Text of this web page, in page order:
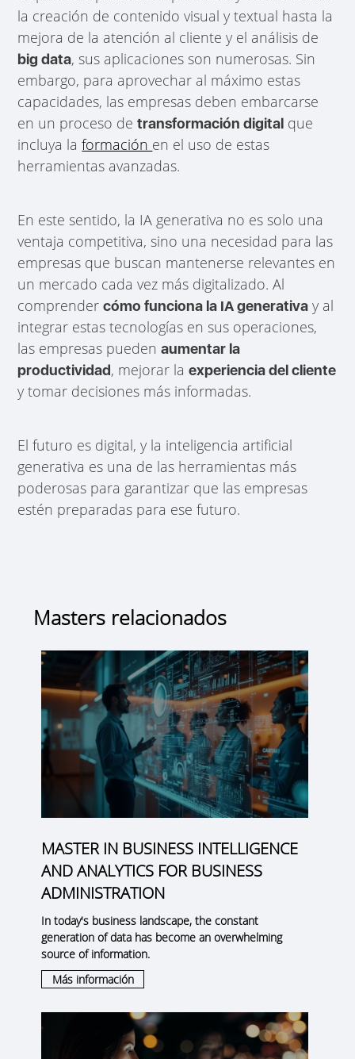
la creación de contenido visual y textual hasta la
mejora de la atención al cliente y el análisis de
big data, sus aplicaciones son numerosas. Sin
embargo, para aprovechar al máximo estas
capacidades, las empresas deben embarcarse
en un proceso detransformación digital que
incluya laformación en el uso de estas
herramientas avanzadas.
En este sentido, la IA generativa no es solo una
ventaja competitiva, sino una necesidad para las
empresas que buscan mantenerse relevantes en
un mercado cada vez más digitalizado. Al
comprendercómo funciona la IA generativa y al
integrar estas tecnologías en sus operaciones,
las empresas puedenaumentar la
productividad, mejorar laexperiencia del cliente
y tomar decisiones más informadas.
El futuro es digital, y la inteligencia artificial
generativa es una de las herramientas más
poderosas para garantizar que las empresas
estén preparadas para ese futuro.
Masters relacionados
MASTER IN BUSINESS INTELLIGENCE
AND ANALYTICS FOR BUSINESS
ADMINISTRATION
In today's business landscape, the constant
generation of data has become an overwhelming
source of information.
Más información